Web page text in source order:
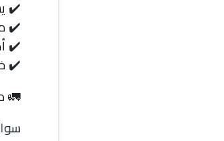
✔️
✔️
✔️
✔️
🚛